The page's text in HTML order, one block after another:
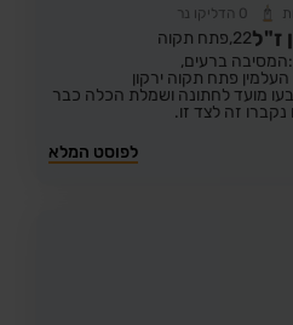
0 הדליקו נר
ז"ל22, פתח תקוה
ברעים,
פתח תקוה ירקון
היו יחד 6 שנים, קבעו מועד לחתונה ושמלת הכלה כבר
זה לצד זו.
לפוסט המלא